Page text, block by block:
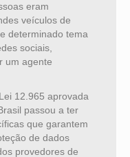
eram
veículos de
determinado tema
sociais,
um agente
12.965 aprovada
passou a ter
que garantem
de dados
provedores de